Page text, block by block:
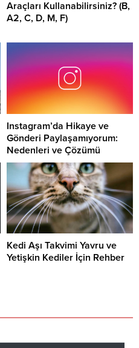
Araçları Kullanabilirsiniz? (B,
A2, C, D, M, F)
Instagram’da Hikaye ve
Gönderi Paylaşamıyorum:
Nedenleri ve Çözümü
Kedi Aşı Takvimi Yavru ve
Yetişkin Kediler İçin Rehber